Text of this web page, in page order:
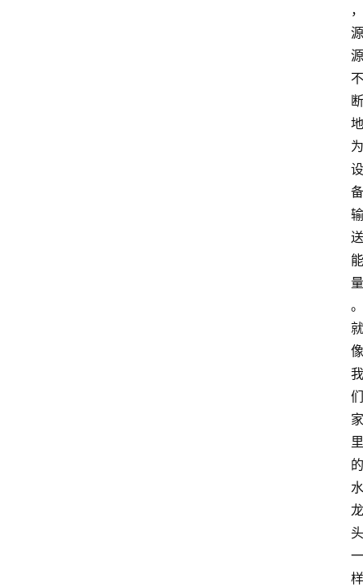
，
源
源
不
断
地
为
设
备
输
送
能
量
。
就
像
我
们
家
里
的
水
龙
头
一
样